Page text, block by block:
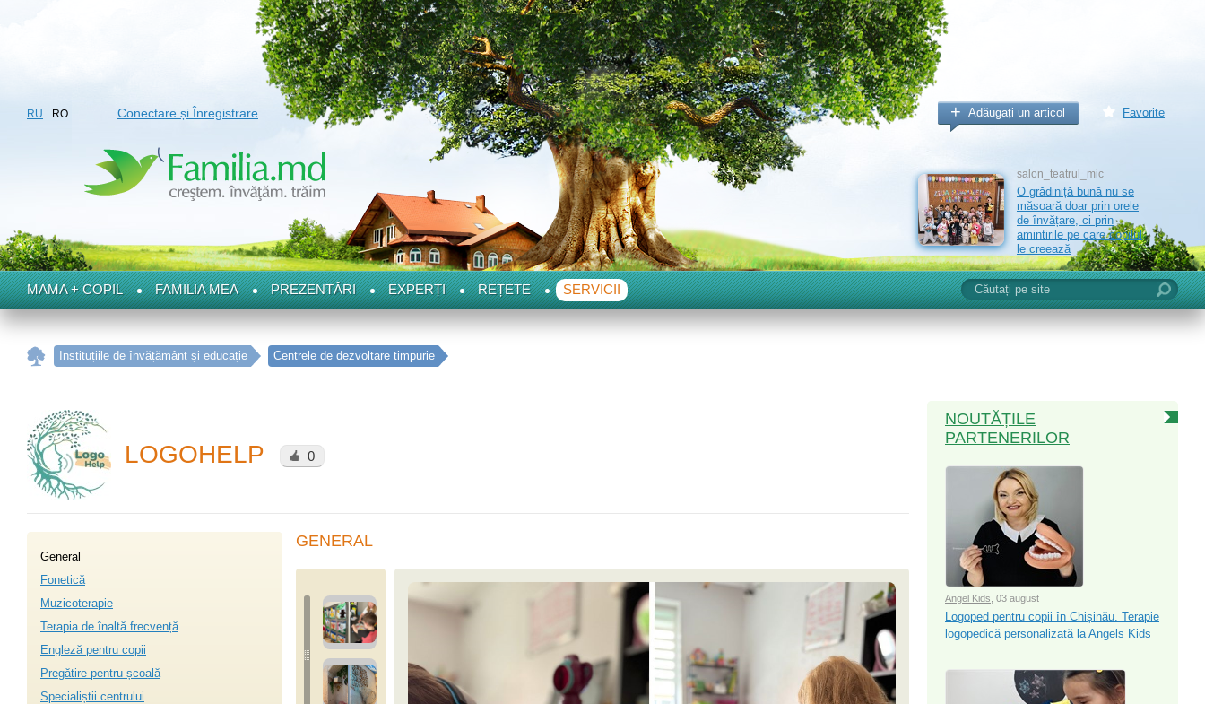
RU RO Conectare și Înregistrare Adăugați un articol Favorite
salon_teatrul_mic
O grădiniță bună nu se
măsoară doar prin orele
de învățare, ci prin
amintirile pe care copilul
le creează
MAMA + COPIL FAMILIA MEA PREZENTĂRI EXPERȚI REȚETE SERVICII
Instituțiile de învățământ și educație Centrele de dezvoltare timpurie
LOGOHELP 0
General
Fonetică
Muzicoterapie
Terapia de înaltă frecvență
Engleză pentru copii
Pregătire pentru școală
Specialiștii centrului
GENERAL
NOUTĂȚILE
PARTENERILOR
Angel Kids , 03 august
Logoped pentru copii în Chișinău. Terapie
logopedică personalizată la Angels Kids